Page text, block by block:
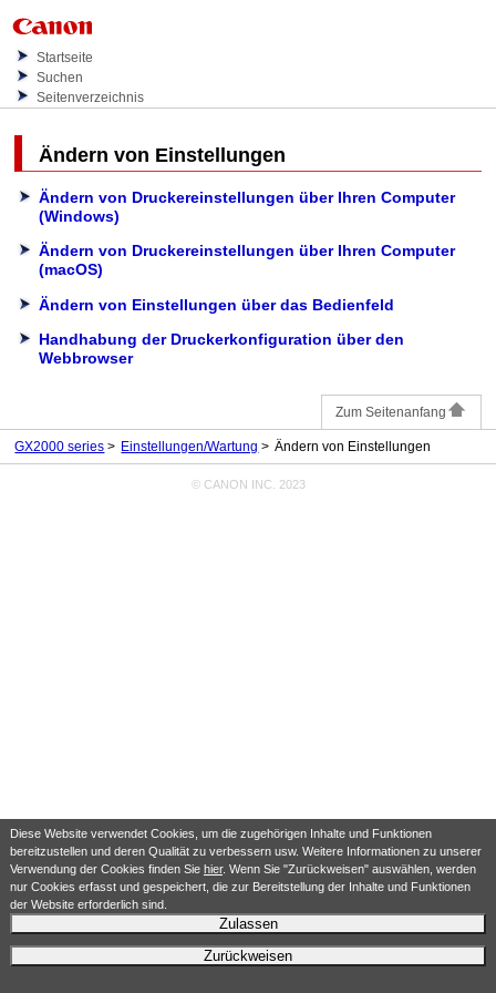
Diese Website verwendet Cookies, um die zugehörigen Inhalte und Funktionen
bereitzustellen und deren Qualität zu verbessern usw. Weitere Informationen zu unserer
Verwendung der Cookies finden Sie hier. Wenn Sie "Zurückweisen" auswählen, werden
nur Cookies erfasst und gespeichert, die zur Bereitstellung der Inhalte und Funktionen
der Website erforderlich sind.
Zulassen
Zurückweisen
Startseite
Suchen
Seitenverzeichnis
Ändern von Einstellungen
Ändern von Druckereinstellungen über Ihren Computer
(Windows)
Ändern von Druckereinstellungen über Ihren Computer
(macOS)
Ändern von Einstellungen über das Bedienfeld
Handhabung der Druckerkonfiguration über den
Webbrowser
Zum Seitenanfang
GX2000 series Einstellungen/Wartung Ändern von Einstellungen
© CANON INC. 2023